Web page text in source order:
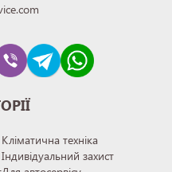
Кліматична техніка
Індивідуальний захист